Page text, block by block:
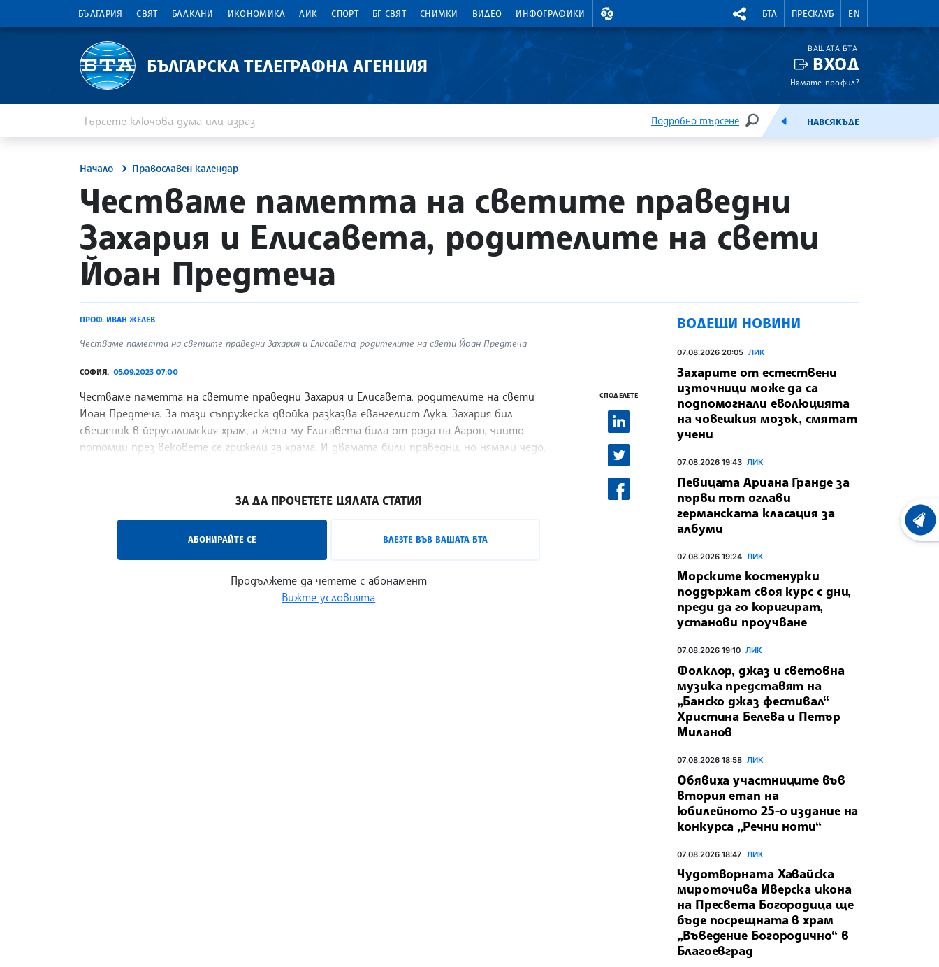
БЪЛГАРИЯ СВЯТ БАЛКАНИ ИКОНОМИКА ЛИК СПОРТ БГ СВЯТ СНИМКИ ВИДЕО ИНФОГРАФИКИ
ВАЛУТНИ КУРСОВЕ RIGHTMENU.SOCIAL
БТА ПРЕСКЛУБ EN
БЪЛГАРСКА ТЕЛЕГРАФНА АГЕНЦИЯ
ВАШАТА БТА
ВХОД
Нямате профил?
Подробно търсене
ТЪРСЕНЕЕМИСИЯНАВСЯКЪДЕ
Начало Православен календар
site.bta
Честваме паметта на светите праведни
Захария и Елисавета, родителите на свети
Йоан Предтеча
ПРОФ. ИВАН ЖЕЛЕВ
Честваме паметта на светите праведни Захария и Елисавета, родителите на свети Йоан Предтеча
СОФИЯ, 05.09.2023 07:00
Честваме паметта на светите праведни Захария и Елисавета, родителите на свети
Йоан Предтеча. За тази съпружеска двойка разказва евангелист Лука. Захария бил
свещеник в йерусалимския храм, а жена му Елисавета била от рода на Аарон, чиито
потомци през вековете се грижели за храма. И двамата били праведни, но нямали чедо,
ЗА ДА ПРОЧЕТЕТЕ ЦЯЛАТА СТАТИЯ
АБОНИРАЙТЕ СЕ ВЛЕЗТЕ ВЪВ ВАШАТА БТА
Продължете да четете с абонамент
Вижте условията
СПОДЕЛЕТЕ
ВОДЕЩИ НОВИНИ
07.08.2026 20:05 ЛИК
Захарите от естествени
източници може да са
подпомогнали еволюцията
на човешкия мозък, смятат
учени
07.08.2026 19:43 ЛИК
Певицата Ариана Гранде за
първи път оглави
германската класация за
албуми
07.08.2026 19:24 ЛИК
Морските костенурки
поддържат своя курс с дни,
преди да го коригират,
установи проучване
07.08.2026 19:10 ЛИК
Фолклор, джаз и световна
музика представят на
„Банско джаз фестивал“
Христина Белева и Петър
Миланов
07.08.2026 18:58 ЛИК
Обявиха участниците във
втория етап на
юбилейното 25-о издание на
конкурса „Речни ноти“
07.08.2026 18:47 ЛИК
Чудотворната Хавайска
мироточива Иверска икона
на Пресвета Богородица ще
бъде посрещната в храм
„Въведение Богородично“ в
Благоевград